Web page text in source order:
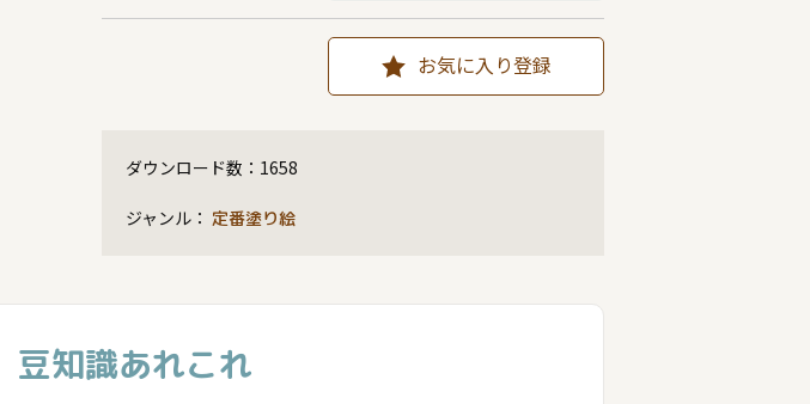
お気に入り登録
ダウンロード数： 1658
ジャンル： 定番塗り絵
豆知識あれこれ